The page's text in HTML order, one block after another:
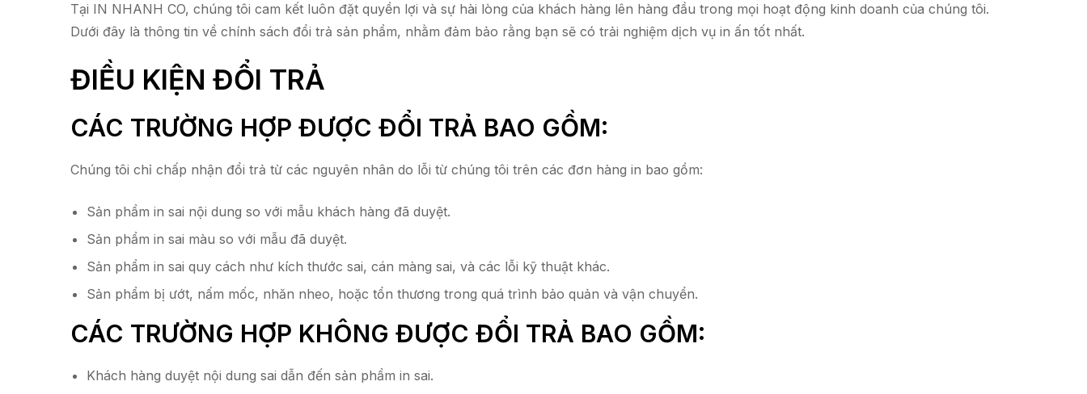
Tại IN NHANH CO, chúng tôi cam kết luôn đặt quyền lợi và sự hài lòng của khách hàng lên hàng đầu trong mọi hoạt động kinh doanh của chúng tôi.
Dưới đây là thông tin về chính sách đổi trả sản phẩm, nhằm đảm bảo rằng bạn sẽ có trải nghiệm dịch vụ in ấn tốt nhất.
ĐIỀU KIỆN ĐỔI TRẢ
CÁC TRƯỜNG HỢP ĐƯỢC ĐỔI TRẢ BAO GỒM:
Chúng tôi chỉ chấp nhận đổi trả từ các nguyên nhân do lỗi từ chúng tôi trên các đơn hàng in bao gồm:
Sản phẩm in sai nội dung so với mẫu khách hàng đã duyệt.
Sản phẩm in sai màu so với mẫu đã duyệt.
Sản phẩm in sai quy cách như kích thước sai, cán màng sai, và các lỗi kỹ thuật khác.
Sản phẩm bị ướt, nấm mốc, nhăn nheo, hoặc tổn thương trong quá trình bảo quản và vận chuyển.
CÁC TRƯỜNG HỢP KHÔNG ĐƯỢC ĐỔI TRẢ BAO GỒM:
Khách hàng duyệt nội dung sai dẫn đến sản phẩm in sai.